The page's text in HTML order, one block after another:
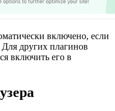
включено, если
Для других плагинов
включить его в